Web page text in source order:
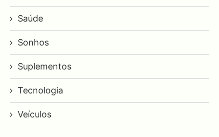
Saúde
Sonhos
Suplementos
Tecnologia
Veículos